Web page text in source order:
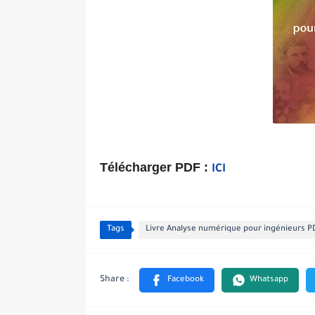
Télécharger PDF : ICI
Tags Livre Analyse numérique pour ingénieurs